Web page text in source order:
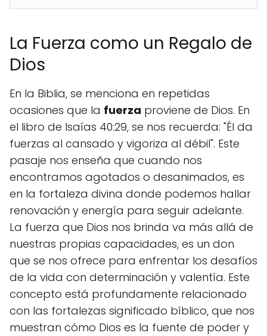
La Fuerza como un Regalo de
Dios
En la Biblia, se menciona en repetidas
ocasiones que la fuerza proviene de Dios. En
el libro de Isaías 40:29, se nos recuerda: "Él da
fuerzas al cansado y vigoriza al débil". Este
pasaje nos enseña que cuando nos
encontramos agotados o desanimados, es
en la fortaleza divina donde podemos hallar
renovación y energía para seguir adelante.
La fuerza que Dios nos brinda va más allá de
nuestras propias capacidades, es un don
que se nos ofrece para enfrentar los desafíos
de la vida con determinación y valentía. Este
concepto está profundamente relacionado
con las fortalezas significado bíblico, que nos
muestran cómo Dios es la fuente de poder y